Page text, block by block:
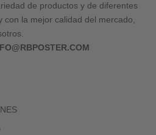
de productos y de diferentes
con la mejor calidad del mercado,